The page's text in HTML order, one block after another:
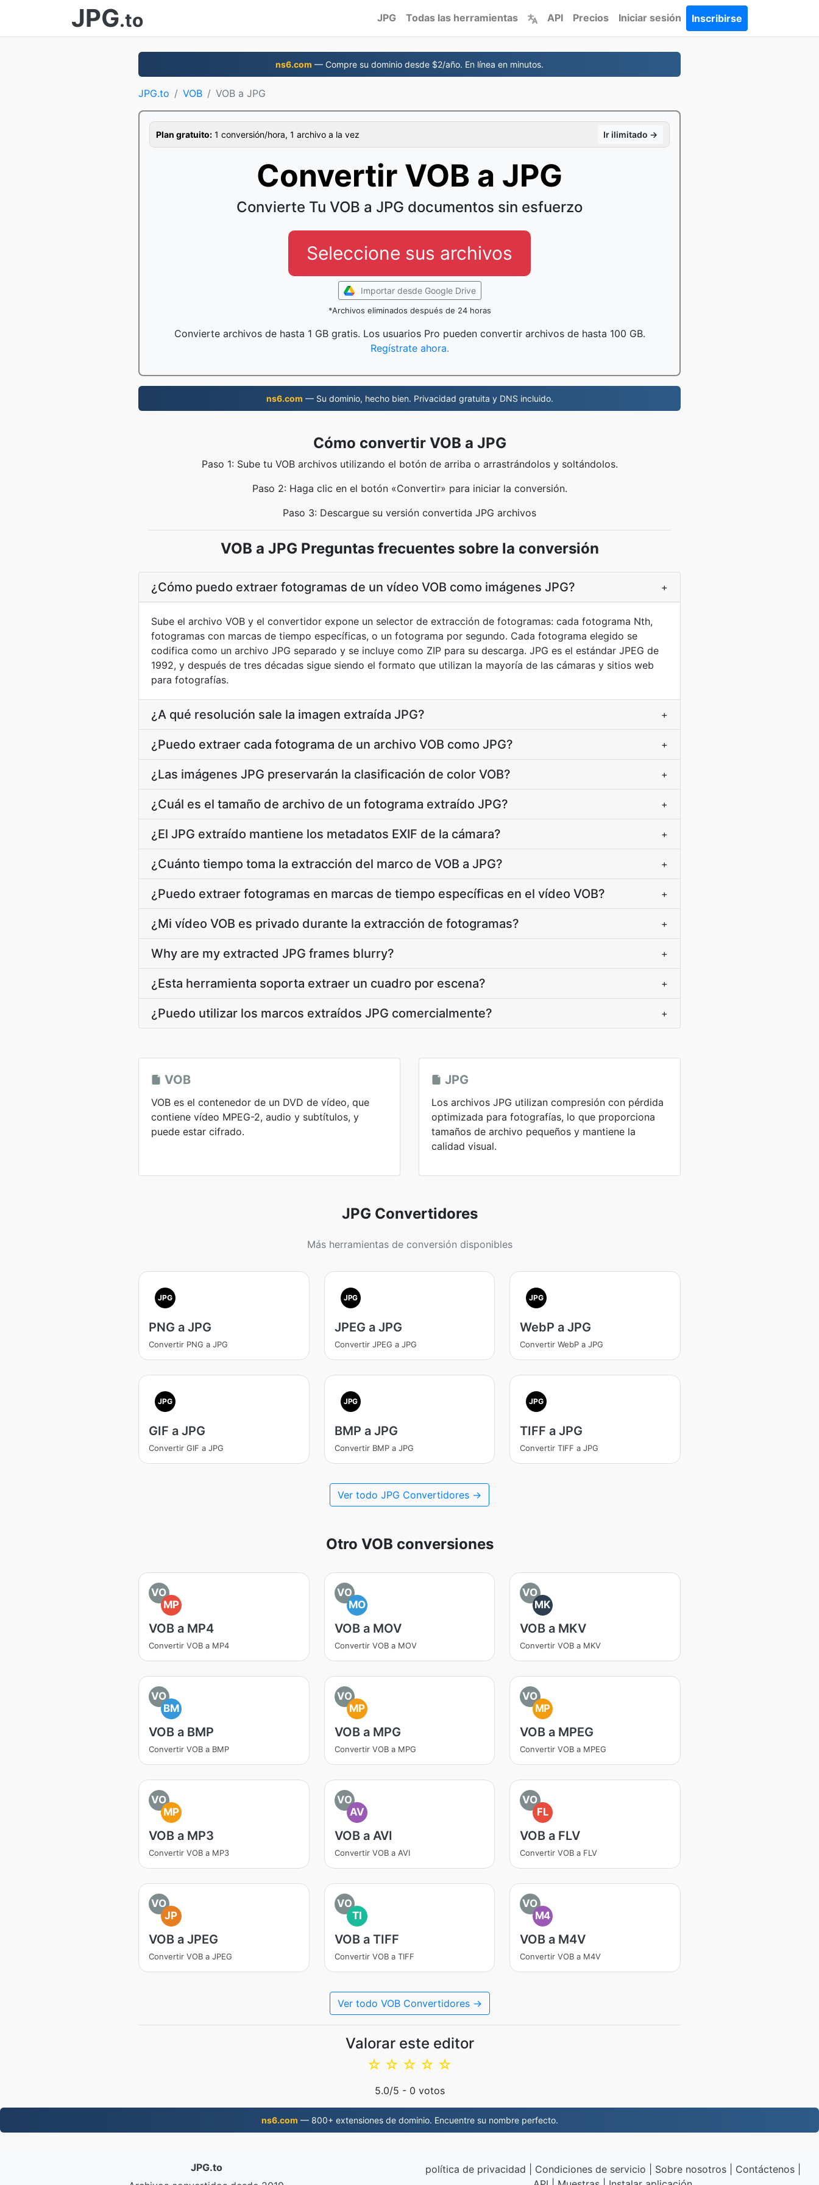
JPG.to JPG Todas las herramientas API Precios Iniciar sesión Inscribirse
ns6.com — Compre su dominio desde $2/año. En línea en minutos.
JPG.to VOB VOB a JPG
Plan gratuito: 1 conversión/hora, 1 archivo a la vez Ir ilimitado →
Convertir VOB a JPG
Convierte Tu VOB a JPG documentos sin esfuerzo
Seleccione sus archivos
Importar desde Google Drive
*Archivos eliminados después de 24 horas
Convierte archivos de hasta 1 GB gratis. Los usuarios Pro pueden convertir archivos de hasta 100 GB.
Regístrate ahora.
ns6.com — Su dominio, hecho bien. Privacidad gratuita y DNS incluido.
Cómo convertir VOB a JPG
Paso 1: Sube tu VOB archivos utilizando el botón de arriba o arrastrándolos y soltándolos.
Paso 2: Haga clic en el botón «Convertir» para iniciar la conversión.
Paso 3: Descargue su versión convertida JPG archivos
VOB a JPG Preguntas frecuentes sobre la conversión
¿Cómo puedo extraer fotogramas de un vídeo VOB como imágenes JPG? +
Sube el archivo VOB y el convertidor expone un selector de extracción de fotogramas: cada fotograma Nth,
fotogramas con marcas de tiempo específicas, o un fotograma por segundo. Cada fotograma elegido se
codifica como un archivo JPG separado y se incluye como ZIP para su descarga. JPG es el estándar JPEG de
1992, y después de tres décadas sigue siendo el formato que utilizan la mayoría de las cámaras y sitios web
para fotografías.
¿A qué resolución sale la imagen extraída JPG? +
¿Puedo extraer cada fotograma de un archivo VOB como JPG? +
¿Las imágenes JPG preservarán la clasificación de color VOB? +
¿Cuál es el tamaño de archivo de un fotograma extraído JPG? +
¿El JPG extraído mantiene los metadatos EXIF de la cámara? +
¿Cuánto tiempo toma la extracción del marco de VOB a JPG? +
¿Puedo extraer fotogramas en marcas de tiempo específicas en el vídeo VOB? +
¿Mi vídeo VOB es privado durante la extracción de fotogramas? +
Why are my extracted JPG frames blurry? +
¿Esta herramienta soporta extraer un cuadro por escena? +
¿Puedo utilizar los marcos extraídos JPG comercialmente? +
VOB
VOB es el contenedor de un DVD de vídeo, que
contiene vídeo MPEG-2, audio y subtítulos, y
puede estar cifrado.
JPG
Los archivos JPG utilizan compresión con pérdida
optimizada para fotografías, lo que proporciona
tamaños de archivo pequeños y mantiene la
calidad visual.
JPG Convertidores
Más herramientas de conversión disponibles
JPG
PNG a JPG
Convertir PNG a JPG
JPG
JPEG a JPG
Convertir JPEG a JPG
JPG
WebP a JPG
Convertir WebP a JPG
JPG
GIF a JPG
Convertir GIF a JPG
JPG
BMP a JPG
Convertir BMP a JPG
JPG
TIFF a JPG
Convertir TIFF a JPG
Ver todo JPG Convertidores →
Otro VOB conversiones
VO
MP
VOB a MP4
Convertir VOB a MP4
VO
MO
VOB a MOV
Convertir VOB a MOV
VO
MK
VOB a MKV
Convertir VOB a MKV
VO
BM
VOB a BMP
Convertir VOB a BMP
VO
MP
VOB a MPG
Convertir VOB a MPG
VO
MP
VOB a MPEG
Convertir VOB a MPEG
VO
MP
VOB a MP3
Convertir VOB a MP3
VO
AV
VOB a AVI
Convertir VOB a AVI
VO
FL
VOB a FLV
Convertir VOB a FLV
VO
JP
VOB a JPEG
Convertir VOB a JPEG
VO
TI
VOB a TIFF
Convertir VOB a TIFF
VO
M4
VOB a M4V
Convertir VOB a M4V
Ver todo VOB Convertidores →
Valorar este editor
☆
☆
☆
☆
☆
5.0/5 - 0 votos
ns6.com — 800+ extensiones de dominio. Encuentre su nombre perfecto.
JPG.to
política de privacidad Condiciones de servicio Sobre nosotros| Contáctenos|